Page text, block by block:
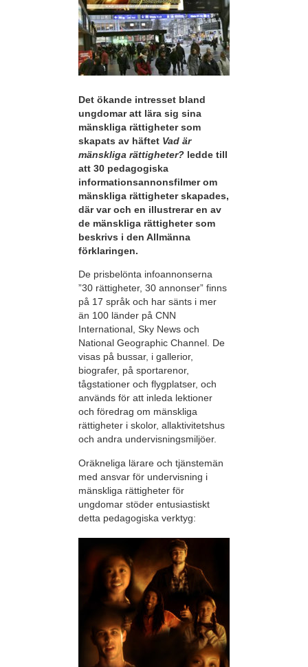
Det ökande intresset bland
ungdomar att lära sig sina
mänskliga rättigheter som
skapats av häftet Vad är
mänskliga rättigheter? ledde till
att 30 pedagogiska
informationsannonsfilmer om
mänskliga rättigheter skapades,
där var och en illustrerar en av
de mänskliga rättigheter som
beskrivs i den Allmänna
förklaringen.
De prisbelönta infoannonserna
”30 rättigheter, 30 annonser” finns
på 17 språk och har sänts i mer
än 100 länder på CNN
International, Sky News och
National Geographic Channel. De
visas på bussar, i gallerior,
biografer, på sportarenor,
tågstationer och flygplatser, och
används för att inleda lektioner
och föredrag om mänskliga
rättigheter i skolor, allaktivitetshus
och andra undervisningsmiljöer.
Oräkneliga lärare och tjänstemän
med ansvar för undervisning i
mänskliga rättigheter för
ungdomar stöder entusiastiskt
detta pedagogiska verktyg: